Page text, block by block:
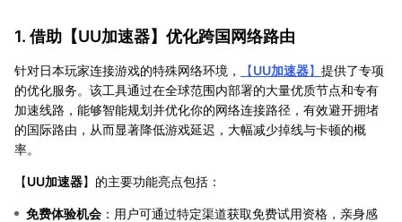
1. 借助【UU加速器】优化跨国网络路由
针对日本玩家连接游戏的特殊网络环境， 【UU加速器】 提供了专项
的优化服务。该工具通过在全球范围内部署的大量优质节点和专有
加速线路，能够智能规划并优化你的网络连接路径，有效避开拥堵
的国际路由，从而显著降低游戏延迟，大幅减少掉线与卡顿的概
率。
【UU加速器】的主要功能亮点包括：
免费体验机会 ：用户可通过特定渠道获取免费试用资格，亲身感